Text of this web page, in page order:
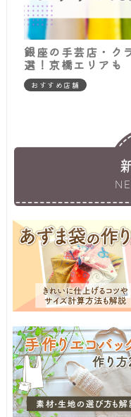
銀座の手芸店・ク
選！京橋エリアも
おすすめ店舗